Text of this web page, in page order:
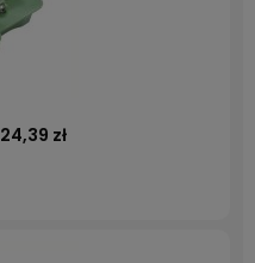
24,39 zł